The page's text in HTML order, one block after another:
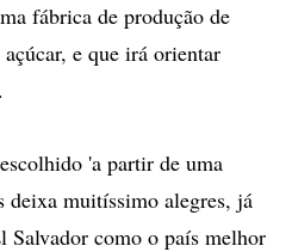
fábrica de produção de
e que irá orientar
'a partir de uma
deixa muitíssimo alegres, já
Salvador como o país melhor